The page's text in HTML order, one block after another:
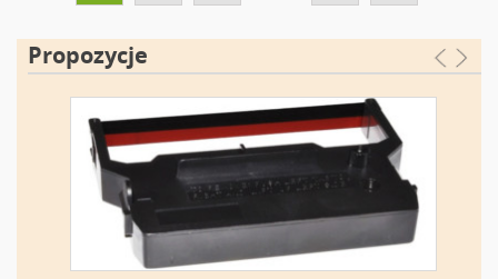
Propozycje